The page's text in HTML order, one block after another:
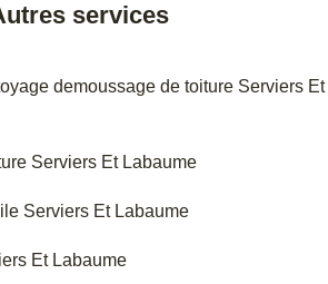
services
demoussage de toiture Serviers Et
Serviers Et Labaume
Serviers Et Labaume
Et Labaume